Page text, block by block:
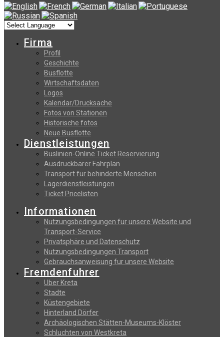
Firma
Profil
Geschichte
Busflotte
Wirtschaftsdaten
Logos
Kalendar/Drucksache
Fotos von Stationen
Historische fotos
Neue Busflotte
Dienstleistungen
Buslinien-Online Ticket Reservierung
Αusdruckbarer Fahrplan
Transport für behinderte Menschen
Lagerdienstleistungen
Ticket Pricelisten
Informationen
Nutzungsbedingungen fur unsere Website und
Transport-Service
Privatsphäre und Datenschutz
Nutzungsbedingungen Transport
Gebrauchsanweisung fur unsere Website
Fremdenfuhrer
Uber Kreta
Stadte
Küstengebiete
Hinterland Dörfer
Archäologischen Stätten-Museums-Klöster
Schluchten von Westkreta